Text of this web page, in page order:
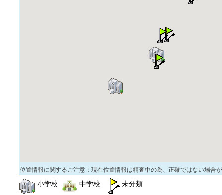
位置情報に関するご注意：現在位置情報は精査中の為、正確ではない場合
小学校 中学校 未分類